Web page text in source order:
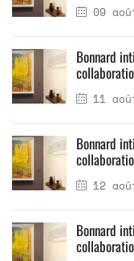
09
11
Bonnard
12
Bonnard
Bonnard